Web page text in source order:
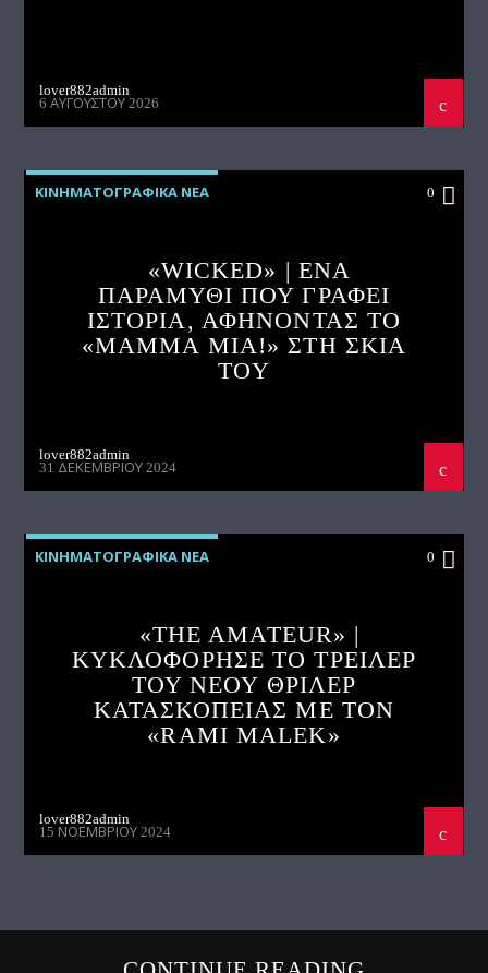
lover882admin
6 ΑΥΓΟΎΣΤΟΥ 2026
ΚΙΝΗΜΑΤΟΓΡΑΦΙΚΑ ΝΕΑ 0
«WICKED» | ΈΝΑ
ΠΑΡΑΜΥΘΙ ΠΟΥ ΓΡΑΦΕΙ
ΙΣΤΟΡΙΑ, ΑΦΗΝΟΝΤΑΣ ΤΟ
«MAMMA MIA!» ΣΤΗ ΣΚΙΑ
ΤΟΥ
lover882admin
31 ΔΕΚΕΜΒΡΊΟΥ 2024
ΚΙΝΗΜΑΤΟΓΡΑΦΙΚΑ ΝΕΑ 0
«THE AMATEUR» |
ΚΥΚΛΟΦΟΡΗΣΕ ΤΟ ΤΡΕΙΛΕΡ
ΤΟΥ ΝΕΟΥ ΘΡΙΛΕΡ
ΚΑΤΑΣΚΟΠΕΙΑΣ ΜΕ ΤΟΝ
«RAMI MALEK»
lover882admin
15 ΝΟΕΜΒΡΊΟΥ 2024